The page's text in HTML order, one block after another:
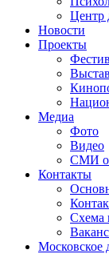
Центр
Новости
Проекты
Медиа
Фото
Видео
СМИ о
Контакты
Схема
Московское